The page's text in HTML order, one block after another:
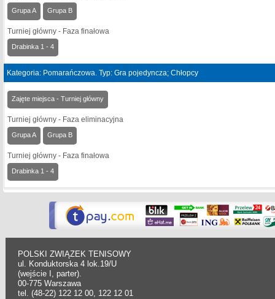
Grupa A Grupa B
Turniej główny - Faza finałowa
Drabinka 1 - 4
Kategoria: Pomarańczowa. Typ: Gra pojedyncza; Chłopcy
Zajęte miejsca - Turniej główny
Turniej główny - Faza eliminacyjna
Grupa A Grupa B
Turniej główny - Faza finałowa
Drabinka 1 - 4
POLSKI ZWIĄZEK TENISOWY
ul. Konduktorska 4 lok.19/U
(wejście I, parter).
00-775 Warszawa
tel. (48-22) 122 12 00, 122 12 01